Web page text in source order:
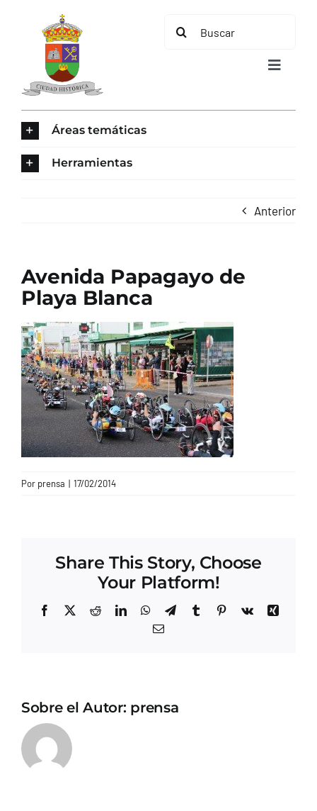
contenido
Buscar:
Toggle
TURISMO
CONTACTO
Áreas temáticas
Herramientas
Anterior
Avenida Papagayo de
Playa Blanca
Por prensa | 17/02/2014
Share This Story, Choose
Your Platform!
Facebook
X RedditLinkedInWhatsApp
TelegramTumblrPinterest
Vk
Xing
Correo
Sobre el Autor: prensa